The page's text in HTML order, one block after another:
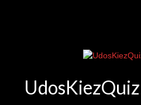
26te Folge: Sarah und
27te Folge: Kai und